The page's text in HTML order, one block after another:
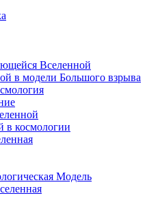
Вселенной
в модели Большого взрыва
в космологии
Модель